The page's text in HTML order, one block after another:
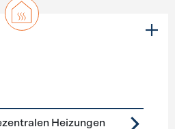
Heizungen